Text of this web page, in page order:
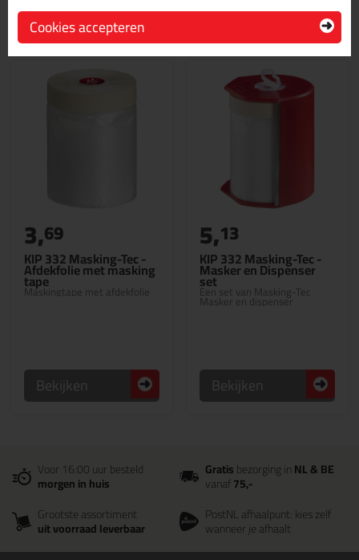
Gerelateerde producten
KIP 332 Masking-Tec -
Afdekfolie met masking
tape
Maskingtape met afdekfolie
3,69
Bekijken
KIP 332 Masking-Tec -
Masker en Dispenser
set
Een set van Masking-Tec
Masker en dispenser
5,13
Bekijken
Voor 16:00 uur besteld
morgen in huis
Gratisbezorging inNL & BE
vanaf75,-
Grootste assortiment
uit voorraad leverbaar
PostNL afhaalpunt: kies zelf
wanneer je afhaalt
Cookies accepteren